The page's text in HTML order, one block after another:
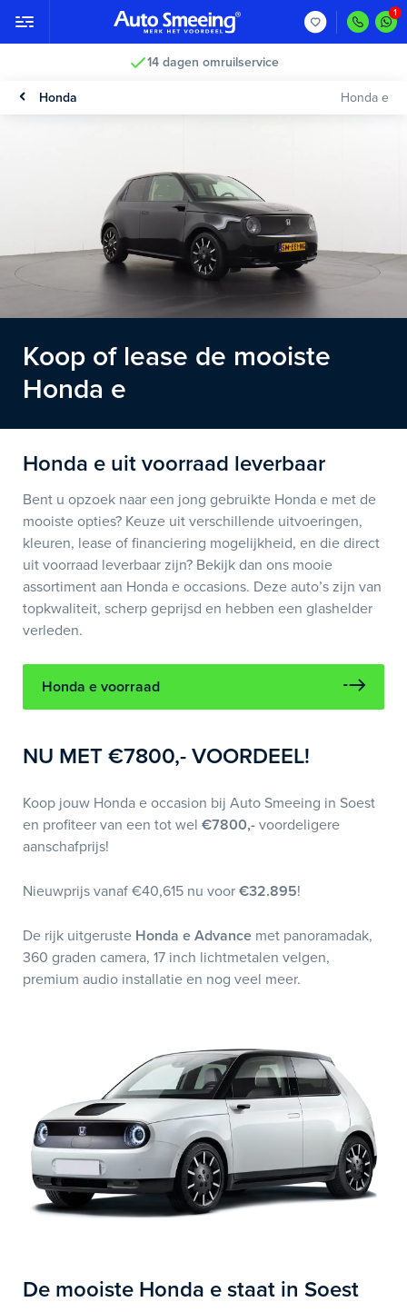
14 dagen omruilservice
Honda Honda e
Koop of lease de mooiste
Honda e
Honda e uit voorraad leverbaar
Bent u opzoek naar een jong gebruikte Honda e met de
mooiste opties? Keuze uit verschillende uitvoeringen,
kleuren, lease of financiering mogelijkheid, en die direct
uit voorraad leverbaar zijn? Bekijk dan ons mooie
assortiment aan Honda e occasions. Deze auto’s zijn van
topkwaliteit, scherp geprijsd en hebben een glashelder
verleden.
Honda e voorraad
NU MET €7800,- VOORDEEL!
Koop jouw Honda e occasion bij Auto Smeeing in Soest
en profiteer van een tot wel €7800,- voordeligere
aanschafprijs!
Nieuwprijs vanaf €40,615 nu voor €32.895!
De rijk uitgeruste Honda e Advance met panoramadak,
360 graden camera, 17 inch lichtmetalen velgen,
premium audio installatie en nog veel meer.
De mooiste Honda e staat in Soest